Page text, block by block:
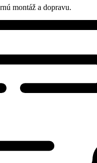
montáž a dopravu.